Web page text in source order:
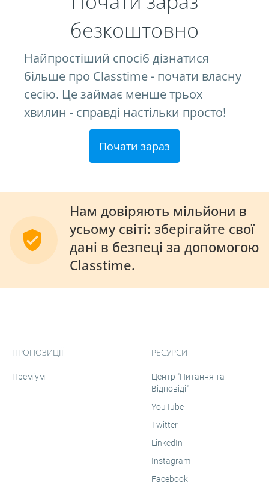
безкоштовно
Найпростіший спосіб дізнатися
більше про Classtime - почати власну
сесію. Це займає менше трьох
хвилин - справді настільки просто!
Почати зараз
Нам довіряють мільйони в
усьому світі: зберігайте свої
дані в безпеці за допомогою
Classtime.
ПРОПОЗИЦІЇ
Преміум
РЕСУРСИ
Центр "Питання та
Відповіді"
YouTube
Twitter
LinkedIn
Instagram
Facebook